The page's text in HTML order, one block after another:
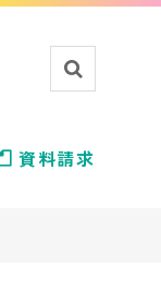
資料請求